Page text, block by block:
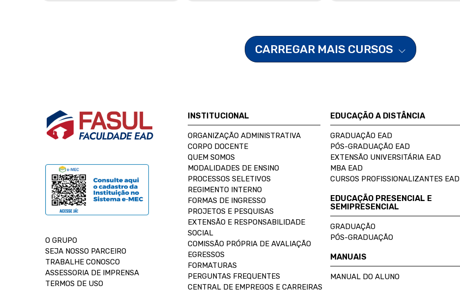
CARREGAR MAIS CURSOS
O GRUPO
SEJA NOSSO PARCEIRO
TRABALHE CONOSCO
ASSESSORIA DE IMPRENSA
TERMOS DE USO
INSTITUCIONAL
ORGANIZAÇÃO ADMINISTRATIVA
CORPO DOCENTE
QUEM SOMOS
MODALIDADES DE ENSINO
PROCESSOS SELETIVOS
REGIMENTO INTERNO
FORMAS DE INGRESSO
PROJETOS E PESQUISAS
EXTENSÃO E RESPONSABILIDADE
SOCIAL
COMISSÃO PRÓPRIA DE AVALIAÇÃO
EGRESSOS
FORMATURAS
PERGUNTAS FREQUENTES
CENTRAL DE EMPREGOS E CARREIRAS
EDUCAÇÃO A DISTÂNCIA
GRADUAÇÃO EAD
PÓS-GRADUAÇÃO EAD
EXTENSÃO UNIVERSITÁRIA EAD
MBA EAD
CURSOS PROFISSIONALIZANTES EAD
EDUCAÇÃO PRESENCIAL E
SEMIPRESENCIAL
GRADUAÇÃO
PÓS-GRADUAÇÃO
MANUAIS
MANUAL DO ALUNO